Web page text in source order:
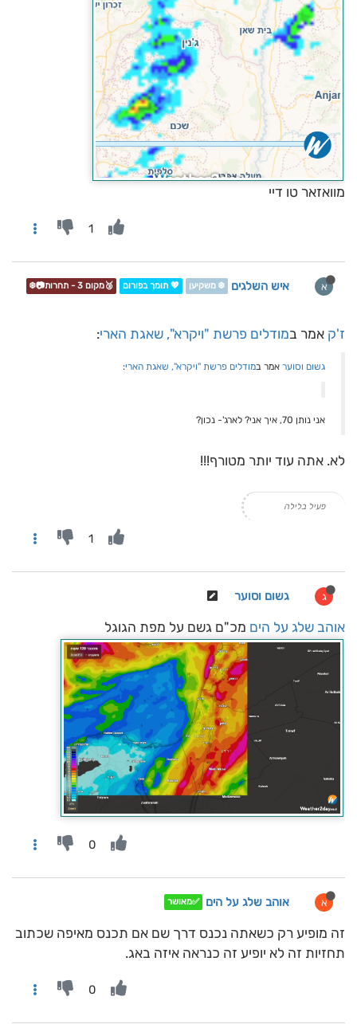
מוואזאר טו דיי
1
א איש השלגים ❄️ משקיען 💖 תומך בפורום 🥉מקום 3 - תחרות📷❄️
ז'ק אמר במודלים פרשת "ויקרא", שאגת הארי:
גשום וסוער אמר במודלים פרשת "ויקרא", שאגת הארי:
אני נותן 70, איך אני? לארג'- נכון?
לא. אתה עוד יותר מטורף!!!
פעיל בלילה
1
ג גשום וסוער
אוהב שלג על הים מכ"ם גשם על מפת הגוגל
0
א אוהב שלג על הים ✅מאושר
זה מופיע רק כשאתה נכנס דרך שם אם תכנס מאיפה שכתוב
תחזיות זה לא יופיע זה כנראה איזה באג.
0